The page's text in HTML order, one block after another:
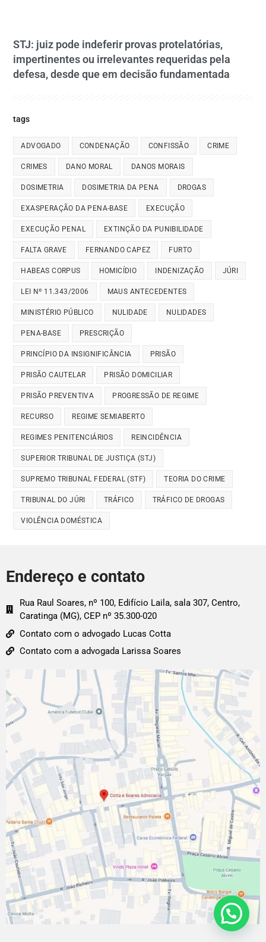
STJ: juiz pode indeferir provas protelatórias,
impertinentes ou irrelevantes requeridas pela
defesa, desde que em decisão fundamentada
tags
ADVOGADO CONDENAÇÃO CONFISSÃO CRIME
CRIMES DANO MORAL DANOS MORAIS
DOSIMETRIA DOSIMETRIA DA PENA DROGAS
EXASPERAÇÃO DA PENA-BASE EXECUÇÃO
EXECUÇÃO PENAL EXTINÇÃO DA PUNIBILIDADE
FALTA GRAVE FERNANDO CAPEZ FURTO
HABEAS CORPUS HOMICÍDIO INDENIZAÇÃO JÚRI
LEI Nº 11.343/2006 MAUS ANTECEDENTES
MINISTÉRIO PÚBLICO NULIDADE NULIDADES
PENA-BASE PRESCRIÇÃO
PRINCÍPIO DA INSIGNIFICÂNCIA PRISÃO
PRISÃO CAUTELAR PRISÃO DOMICILIAR
PRISÃO PREVENTIVA PROGRESSÃO DE REGIME
RECURSO REGIME SEMIABERTO
REGIMES PENITENCIÁRIOS REINCIDÊNCIA
SUPERIOR TRIBUNAL DE JUSTIÇA (STJ)
SUPREMO TRIBUNAL FEDERAL (STF) TEORIA DO CRIME
TRIBUNAL DO JÚRI TRÁFICO TRÁFICO DE DROGAS
VIOLÊNCIA DOMÉSTICA
Endereço e contato
Rua Raul Soares, nº 100, Edifício Laila, sala 307, Centro,
Caratinga (MG), CEP nº 35.300-020
Contato com o advogado Lucas Cotta
Contato com a advogada Larissa Soares